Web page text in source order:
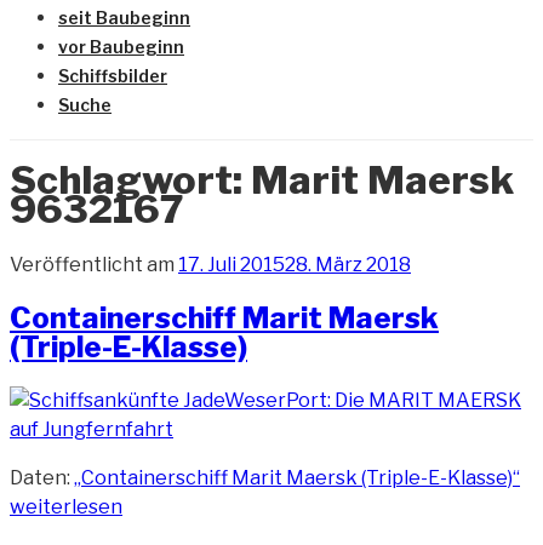
seit Baubeginn
vor Baubeginn
Schiffsbilder
Suche
Schlagwort: Marit Maersk
9632167
Veröffentlicht am 17. Juli 201528. März 2018
Containerschiff Marit Maersk
(Triple-E-Klasse)
Daten: „Containerschiff Marit Maersk (Triple-E-Klasse)“
weiterlesen